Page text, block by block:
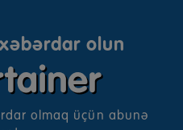
olun
olmaq üçün abunə